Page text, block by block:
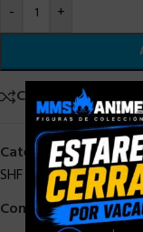
- +
Comparar
Categorías:Bandai,
SHF DRAGON BALL
Compartir: